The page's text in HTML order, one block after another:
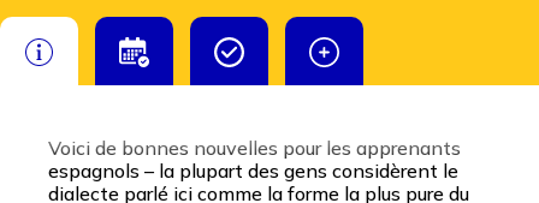
Voici de bonnes nouvelles pour les apprenants
espagnols – la plupart des gens considèrent le
dialecte parlé ici comme la forme la plus pure du